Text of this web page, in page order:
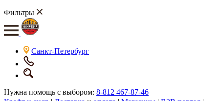
Фильтры
Санкт-Петербург
Нужна помощь с выбором: 8-812 467-87-46